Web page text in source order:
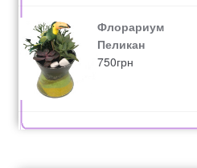
Флорариум
Пеликан
750грн